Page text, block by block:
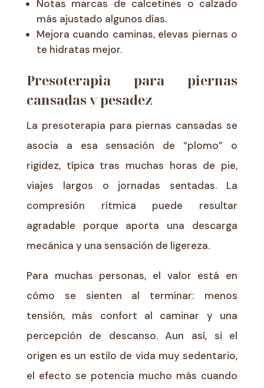
Notas marcas de calcetines o calzado
más ajustado algunos días.
Mejora cuando caminas, elevas piernas o
te hidratas mejor.
Presoterapia para piernas
cansadas y pesadez
La presoterapia para piernas cansadas se
asocia a esa sensación de “plomo” o
rigidez, típica tras muchas horas de pie,
viajes largos o jornadas sentadas. La
compresión rítmica puede resultar
agradable porque aporta una descarga
mecánica y una sensación de ligereza.
Para muchas personas, el valor está en
cómo se sienten al terminar: menos
tensión, más confort al caminar y una
percepción de descanso. Aun así, si el
origen es un estilo de vida muy sedentario,
el efecto se potencia mucho más cuando